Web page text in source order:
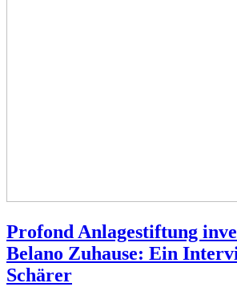
Profond Anlagestiftung
Belano Zuhause: Ein
Schärer